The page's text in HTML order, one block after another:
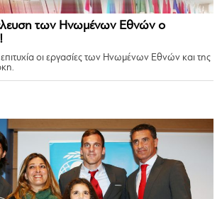
των Ηνωμένων Εθνών ο
οι εργασίες των Ηνωμένων Εθνών και της